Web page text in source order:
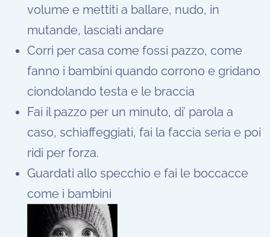
volume e mettiti a ballare, nudo, in
mutande, lasciati andare
Corri per casa come fossi pazzo, come
fanno i bambini quando corrono e gridano
ciondolando testa e le braccia
Fai il pazzo per un minuto, di’ parola a
caso, schiaffeggiati, fai la faccia seria e poi
ridi per forza.
Guardati allo specchio e fai le boccacce
come i bambini